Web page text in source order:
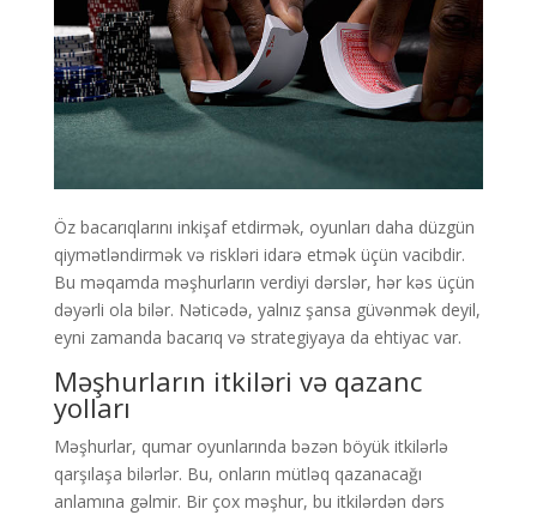
Öz bacarıqlarını inkişaf etdirmək, oyunları daha düzgün
qiymətləndirmək və riskləri idarə etmək üçün vacibdir.
Bu məqamda məşhurların verdiyi dərslər, hər kəs üçün
dəyərli ola bilər. Nəticədə, yalnız şansa güvənmək deyil,
eyni zamanda bacarıq və strategiyaya da ehtiyac var.
Məşhurların itkiləri və qazanc
yolları
Məşhurlar, qumar oyunlarında bəzən böyük itkilərlə
qarşılaşa bilərlər. Bu, onların mütləq qazanacağı
anlamına gəlmir. Bir çox məşhur, bu itkilərdən dərs